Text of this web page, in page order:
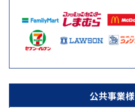
公共事業様